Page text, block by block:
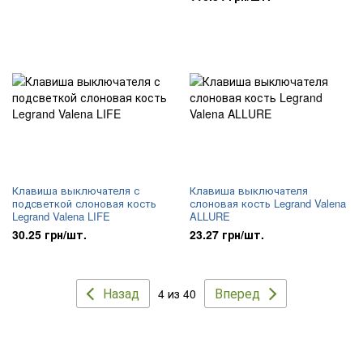
Клавиша выключателя с
подсветкой слоновая кость
Legrand Valena LIFE
30.25 грн/шт.
Клавиша выключателя
слоновая кость Legrand Valena
ALLURE
23.27 грн/шт.
Назад 4 из 40 Вперед